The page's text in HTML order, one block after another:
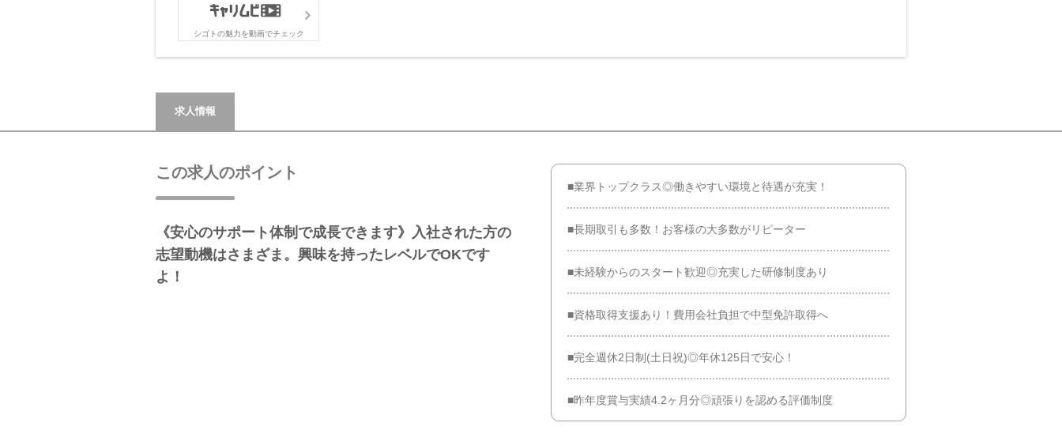
シゴトの魅力を動画でチェック
求人情報
この求人のポイント
《安心のサポート体制で成長できます》入社された方の
志望動機はさまざま。興味を持ったレベルでOKです
よ！
■業界トップクラス◎働きやすい環境と待遇が充実！
■長期取引も多数！お客様の大多数がリピーター
■未経験からのスタート歓迎◎充実した研修制度あり
■資格取得支援あり！費用会社負担で中型免許取得へ
■完全週休2日制(土日祝)◎年休125日で安心！
■昨年度賞与実績4.2ヶ月分◎頑張りを認める評価制度